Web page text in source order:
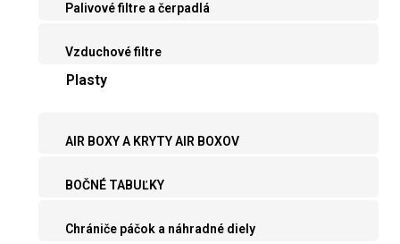
Palivové filtre a čerpadlá
Vzduchové filtre
Plasty
AIR BOXY A KRYTY AIR BOXOV
BOČNÉ TABUĽKY
Chrániče páčok a náhradné diely